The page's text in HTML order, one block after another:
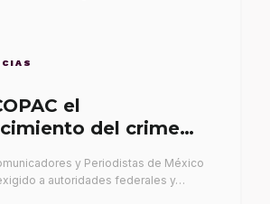
el
del crimen
y Periodistas de México
a autoridades federales y…